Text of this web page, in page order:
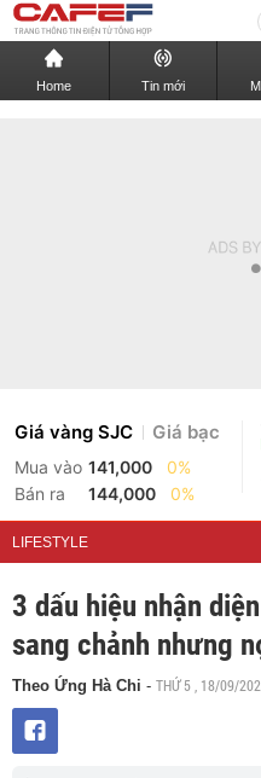
Home Tin mới
Giá vàng SJC Giá bạc
Mua vào 141,000
0%
Bán ra
144,000 0%
LIFESTYLE
3 dấu hiệu nhận
sang chảnh nhưng
Theo Ứng Hà Chi - THỨ 5 , 18/09/